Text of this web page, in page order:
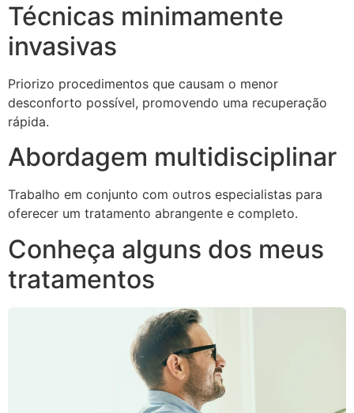
Técnicas minimamente
invasivas
Priorizo procedimentos que causam o menor
desconforto possível, promovendo uma recuperação
rápida.
Abordagem multidisciplinar
Trabalho em conjunto com outros especialistas para
oferecer um tratamento abrangente e completo.
Conheça alguns dos meus
tratamentos